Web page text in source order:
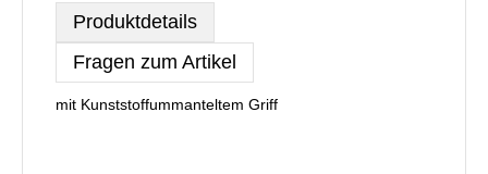
Produktdetails
Fragen zum Artikel
mit Kunststoffummanteltem Griff